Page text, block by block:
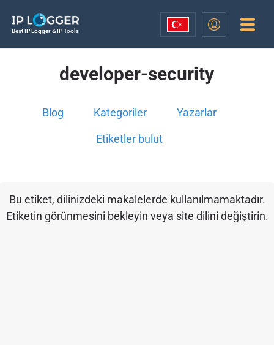
Best IP Logger & IP Tools
developer-security
Blog Kategoriler Yazarlar
Etiketler bulut